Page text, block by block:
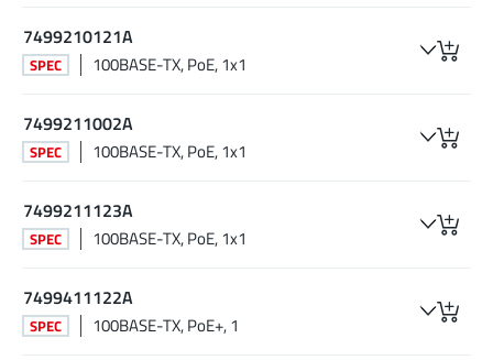
7499210121A
SPEC 100BASE-TX, PoE, 1x1
7499211002A
SPEC 100BASE-TX, PoE, 1x1
7499211123A
SPEC 100BASE-TX, PoE, 1x1
7499411122A
SPEC 100BASE-TX, PoE+, 1